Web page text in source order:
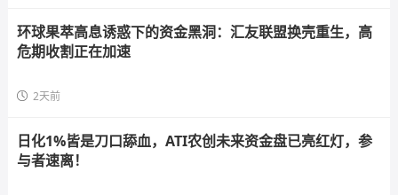
环球果萃高息诱惑下的资金黑洞：汇友联盟换壳重生，高
危期收割正在加速
2天前
日化1%皆是刀口舔血，ATI农创未来资金盘已亮红灯，参
与者速离！